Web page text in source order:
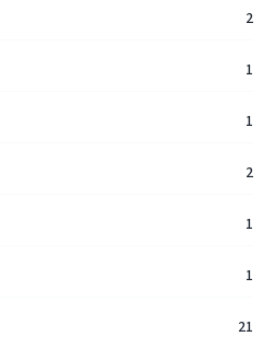
2
1
1
2
1
1
21